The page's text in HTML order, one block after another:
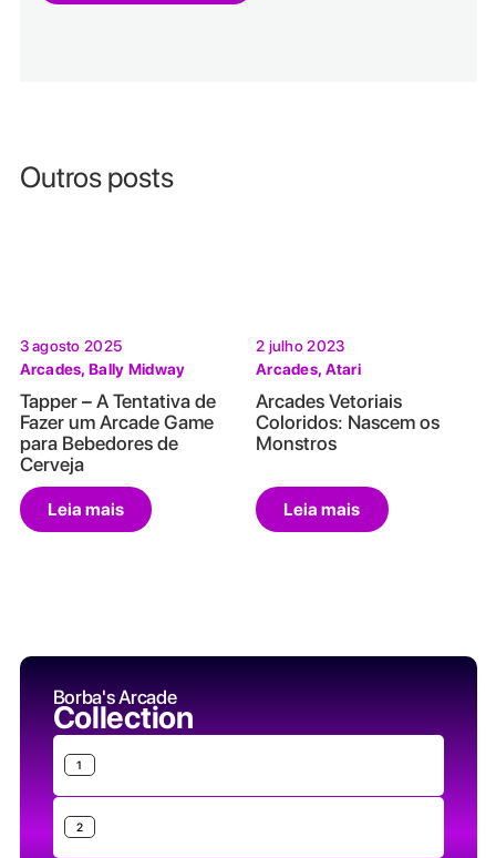
Outros posts
3 agosto 2025
Arcades,Bally Midway
Tapper – A Tentativa de
Fazer um Arcade Game
para Bebedores de
Cerveja
Leia mais
2 julho 2023
Arcades, Atari
Arcades Vetoriais
Coloridos: Nascem os
Monstros
Leia mais
Borba's Arcade
Collection
1
2